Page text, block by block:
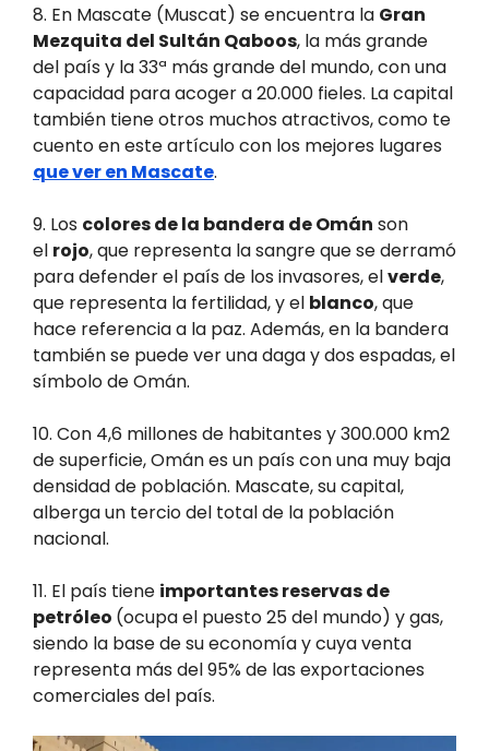
8. En Mascate (Muscat) se encuentra la Gran
Mezquita del Sultán Qaboos, la más grande
del país y la 33ª más grande del mundo, con una
capacidad para acoger a 20.000 fieles. La capital
también tiene otros muchos atractivos, como te
cuento en este artículo con los mejores lugares
que ver en Mascate.
9. Los colores de la bandera de Omán son
el rojo, que representa la sangre que se derramó
para defender el país de los invasores, elverde,
que representa la fertilidad, y el blanco, que
hace referencia a la paz. Además, en la bandera
también se puede ver una daga y dos espadas, el
símbolo de Omán.
10. Con 4,6 millones de habitantes y 300.000 km2
de superficie, Omán es un país con una muy baja
densidad de población. Mascate, su capital,
alberga un tercio del total de la población
nacional.
11. El país tiene importantes reservas de
petróleo (ocupa el puesto 25 del mundo) y gas,
siendo la base de su economía y cuya venta
representa más del 95% de las exportaciones
comerciales del país.